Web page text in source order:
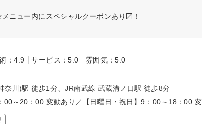
ニュー内にスペシャルクーポンあり〼！
：4.9 サービス：5.0
雰囲気：5.0
奈川)駅 徒歩1分、JR南武線 武蔵溝ノ口駅 徒歩8分
00～20：00 変動あり／【日曜日・祝日】9：00～18：00